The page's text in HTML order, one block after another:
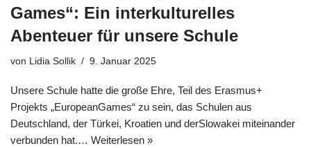
Games“: Ein interkulturelles
Abenteuer für unsere Schule
von Lidia Sollik 9. Januar 2025
Unsere Schule hatte die große Ehre, Teil des Erasmus+
Projekts „EuropeanGames“ zu sein, das Schulen aus
Deutschland, der Türkei, Kroatien und derSlowakei miteinander
verbunden hat.… Weiterlesen »